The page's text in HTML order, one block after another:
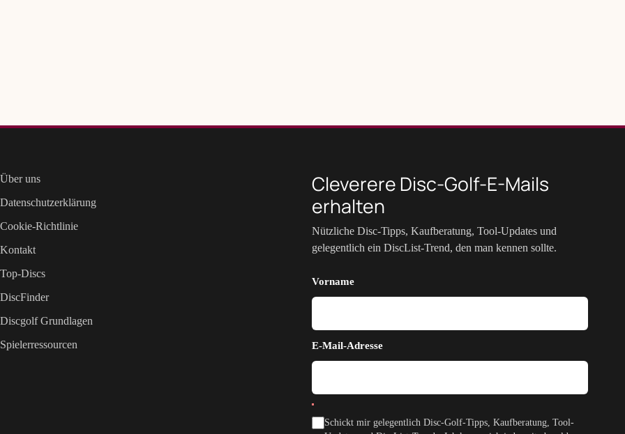
Über uns
Datenschutzerklärung
Cookie-Richtlinie
Kontakt
Top-Discs
DiscFinder
Discgolf Grundlagen
Spielerressourcen
Cleverere Disc-Golf-E-Mails
erhalten
Nützliche Disc-Tipps, Kaufberatung, Tool-Updates und
gelegentlich ein DiscList-Trend, den man kennen sollte.
Vorname
E-Mail-Adresse
Schickt mir gelegentlich Disc-Golf-Tipps, Kaufberatung, Tool-